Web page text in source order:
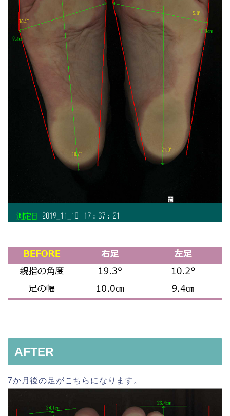
AFTER
7か月後の足がこちらになります。